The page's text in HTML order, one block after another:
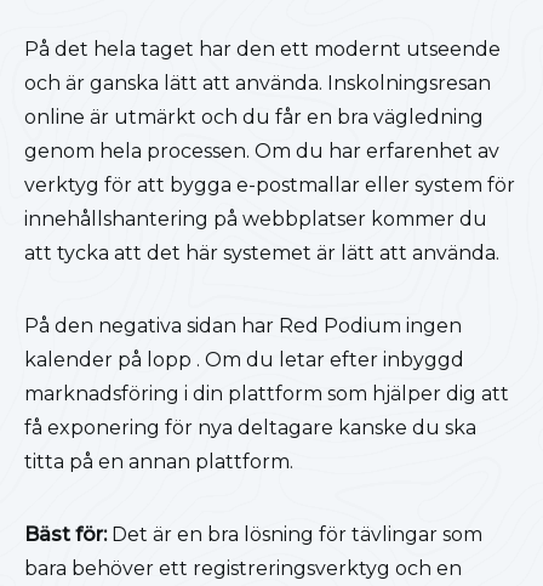
På det hela taget har den ett modernt utseende
och är ganska lätt att använda. Inskolningsresan
online är utmärkt och du får en bra vägledning
genom hela processen. Om du har erfarenhet av
verktyg för att bygga e-postmallar eller system för
innehållshantering på webbplatser kommer du
att tycka att det här systemet är lätt att använda.
På den negativa sidan har Red Podium ingen
kalender på lopp . Om du letar efter inbyggd
marknadsföring i din plattform som hjälper dig att
få exponering för nya deltagare kanske du ska
titta på en annan plattform.
Bäst för: Det är en bra lösning för tävlingar som
bara behöver ett registreringsverktyg och en